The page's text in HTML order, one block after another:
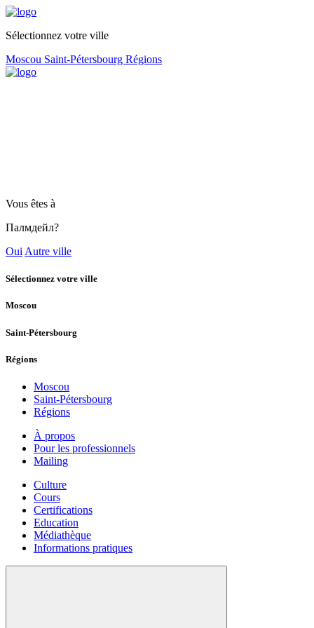
Sélectionnez votre ville
Moscou Saint-Pétersbourg Régions
Vous êtes à
Палмдейл?
Oui Autre ville
Sélectionnez votre ville
Moscou
Saint-Pétersbourg
Régions
Moscou
Saint-Pétersbourg
Régions
À propos
Pour les professionnels
Mailing
Culture
Cours
Certifications
Education
Médiathèque
Informations pratiques